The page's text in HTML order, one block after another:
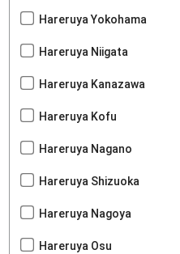
Hareruya Yokohama
Hareruya Niigata
Hareruya Kanazawa
Hareruya Kofu
Hareruya Nagano
Hareruya Shizuoka
Hareruya Nagoya
Hareruya Osu